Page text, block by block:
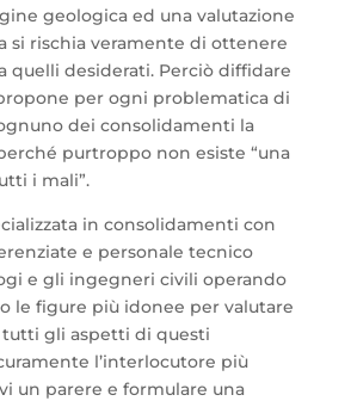
geologica ed una valutazione
si rischia veramente di ottenere
quelli desiderati. Perciò diffidare
per ogni problematica di
dei consolidamenti la
purtroppo non esiste “una
i mali”.
in consolidamenti con
e personale tecnico
e gli ingegneri civili operando
le figure più idonee per valutare
gli aspetti di questi
l’interlocutore più
un parere e formulare una